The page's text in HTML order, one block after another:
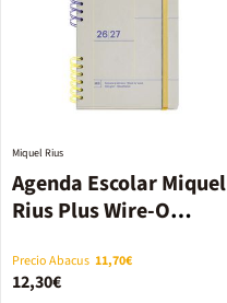
Agenda Escolar Miquel
Rius Plus Wire-O
2026-2027 Gris
Miquel Rius
Precio Abacus 11,70€
12,30€